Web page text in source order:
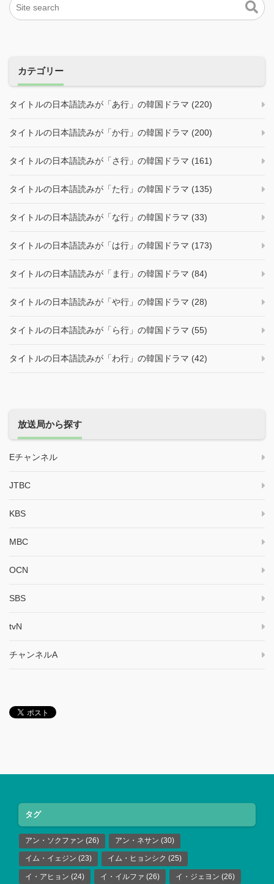
カテゴリー
タイトルの日本語読みが「あ行」の韓国ドラマ (220)
タイトルの日本語読みが「か行」の韓国ドラマ (200)
タイトルの日本語読みが「さ行」の韓国ドラマ (161)
タイトルの日本語読みが「た行」の韓国ドラマ (135)
タイトルの日本語読みが「な行」の韓国ドラマ (33)
タイトルの日本語読みが「は行」の韓国ドラマ (173)
タイトルの日本語読みが「ま行」の韓国ドラマ (84)
タイトルの日本語読みが「や行」の韓国ドラマ (28)
タイトルの日本語読みが「ら行」の韓国ドラマ (55)
タイトルの日本語読みが「わ行」の韓国ドラマ (42)
放送局から探す
Eチャンネル
JTBC
KBS
MBC
OCN
SBS
tvN
チャンネルA
タグ
アン・ソクファン (26) アン・ネサン (30)
イム・イェジン (23) イム・ヒョンシク (25)
イ・アヒョン (24) イ・イルファ (26) イ・ジェヨン (26)